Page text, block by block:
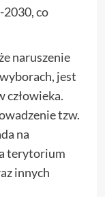
co
naruszenie
jest
człowieka.
tzw.
na
terytorium
innych